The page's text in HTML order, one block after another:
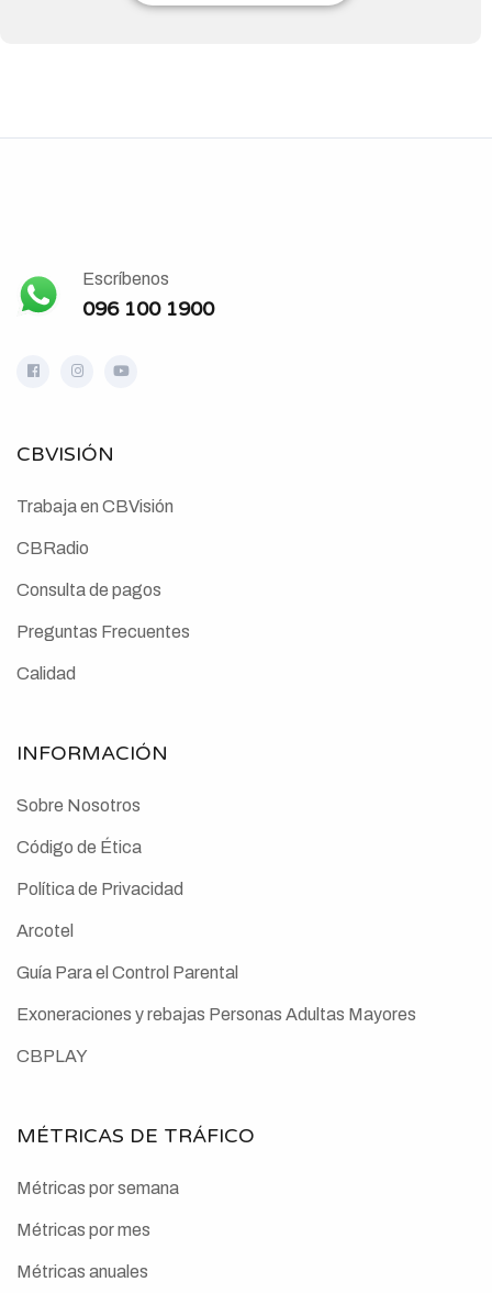
Escríbenos
096 100 1900
CBVISIÓN
Trabaja en CBVisión
CBRadio
Consulta de pagos
Preguntas Frecuentes
Calidad
INFORMACIÓN
Sobre Nosotros
Código de Ética
Política de Privacidad
Arcotel
Guía Para el Control Parental
Exoneraciones y rebajas Personas Adultas Mayores
CBPLAY
MÉTRICAS DE TRÁFICO
Métricas por semana
Métricas por mes
Métricas anuales